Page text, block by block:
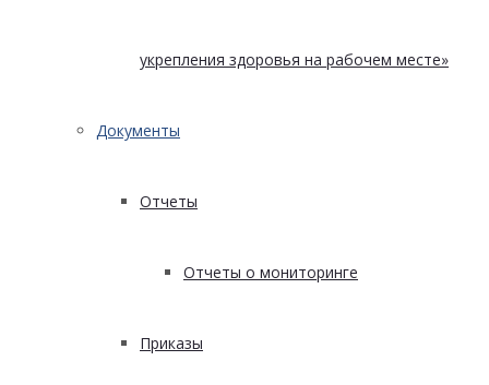
укрепления здоровья на рабочем месте»
Документы
Отчеты
Отчеты о мониторинге
Приказы